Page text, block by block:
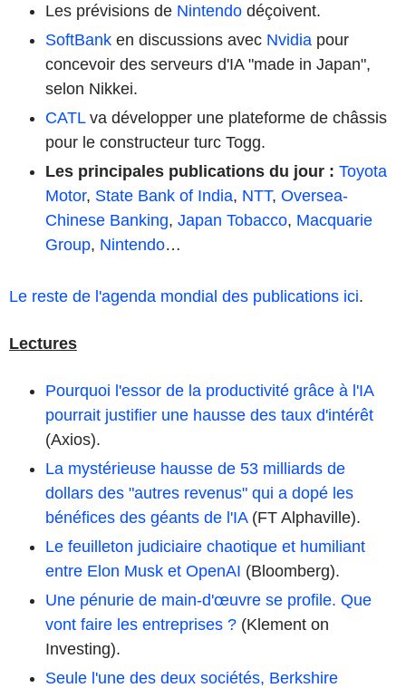
Les prévisions de Nintendo déçoivent.
SoftBank en discussions avec Nvidia pour
concevoir des serveurs d'IA "made in Japan",
selon Nikkei.
CATLva développer une plateforme de châssis
pour le constructeur turc Togg.
Les principales publications du jour : Toyota
Motor, State Bank of India, NTT, Oversea-
Chinese Banking, Japan Tobacco, Macquarie
Group, Nintendo…
Le reste de l'agenda mondial des publications ici.
Lectures
Pourquoi l'essor de la productivité grâce à l'IA
pourrait justifier une hausse des taux d'intérêt
(Axios).
La mystérieuse hausse de 53 milliards de
dollars des "autres revenus" qui a dopé les
bénéfices des géants de l'IA(FT Alphaville).
Le feuilleton judiciaire chaotique et humiliant
entre Elon Musk et OpenAI (Bloomberg).
Une pénurie de main-d'œuvre se profile. Que
vont faire les entreprises ? (Klement on
Investing).
Seule l'une des deux sociétés, Berkshire